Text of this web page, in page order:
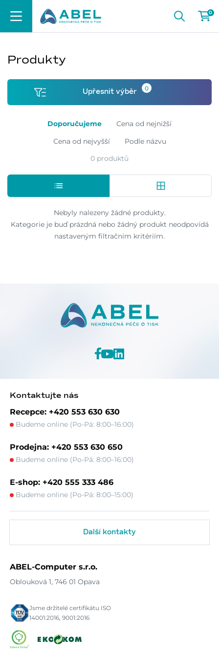
0
Produkty
Upřesnit výběr 0
Doporučujeme
Cena od nejnižší
Cena od nejvyšší
Podle názvu
0 produktů
Nebyly nalezeny žádné produkty.
Kategorie je buď prázdná nebo žádný produkt neodpovídá
nastaveným filtračním kritériím.
Kontaktujte nás
Recepce: +420 553 630 630
Budeme online (Po-Pá: 8:00–16:00)
Prodejna: +420 553 630 650
Budeme online (Po-Pá: 8:00–16:00)
E-shop: +420 555 333 486
Budeme online (Po-Pá: 8:00–15:00)
Další kontakty
ABEL-Computer s.r.o.
Oblouková 1, 746 01 Opava
Jsme držitelé certifikátu ISO
14001:2016, 9001:2016